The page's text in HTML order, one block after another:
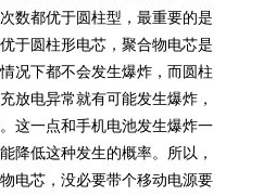
数都优于圆柱型，最重要的是
于圆柱形电芯，聚合物电芯是
况下都不会发生爆炸，而圆柱
放电异常就有可能发生爆炸，
这一点和手机电池发生爆炸一
降低这种发生的概率。所以，
电芯，没必要带个移动电源要